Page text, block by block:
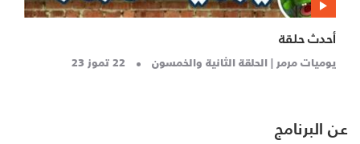
أحدث حلقة
يوميات مرمر | الحلقة الثانية والخمسون
22 تموز 23
عن البرنامج